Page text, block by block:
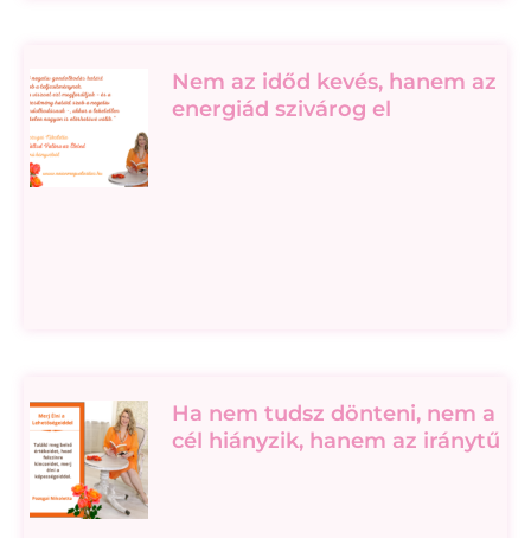
Nem az időd kevés, hanem az
energiád szivárog el
Ha nem tudsz dönteni, nem a
cél hiányzik, hanem az iránytű